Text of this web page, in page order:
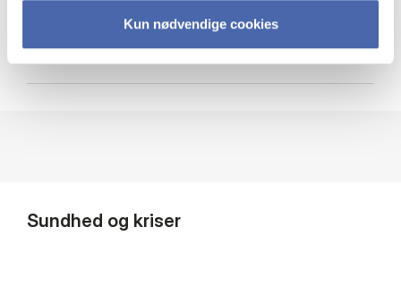
Kun nødvendige cookies
Cybersikkerhed
Sundhed og kriser